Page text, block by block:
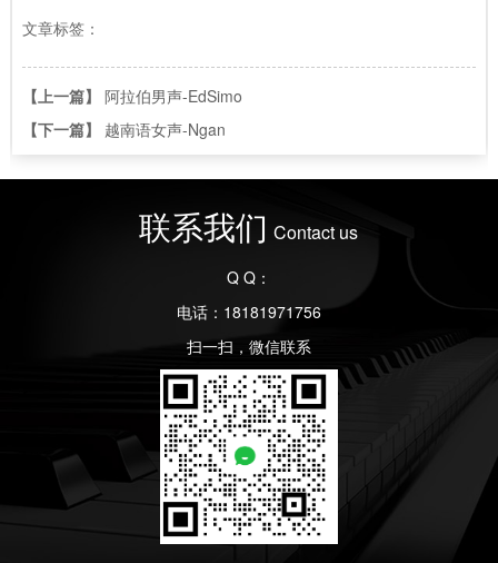
文章标签：
【上一篇】 阿拉伯男声-EdSimo
【下一篇】 越南语女声-Ngan
联系我们 Contact us
Q Q：
电话：18181971756
扫一扫，微信联系